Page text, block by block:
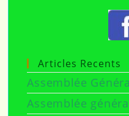
Articles Recents
Assemblée
Assemblée